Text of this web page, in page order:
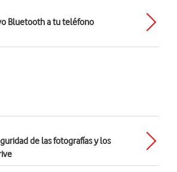
Bluetooth a tu teléfono
de las fotografías y los